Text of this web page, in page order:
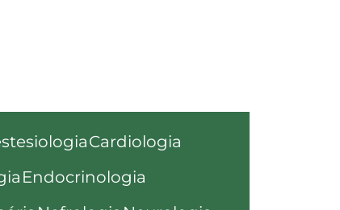
Cardiologia
Endocrinologia